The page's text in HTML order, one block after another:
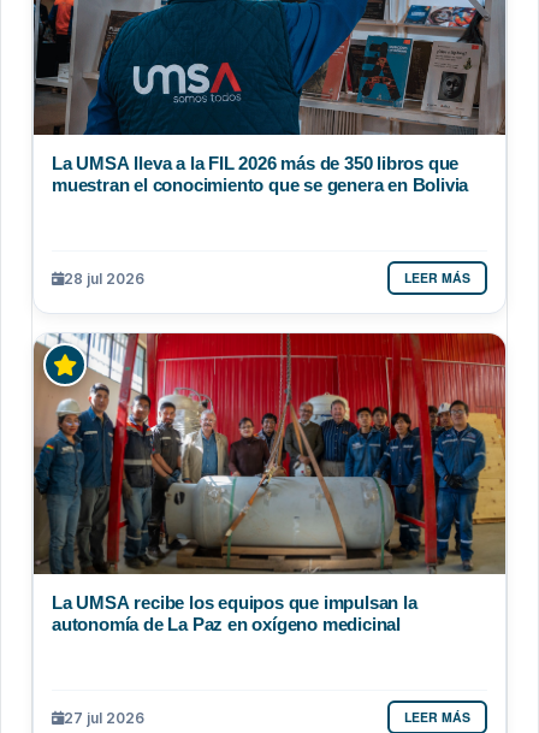
La UMSA lleva a la FIL 2026 más de 350 libros que
muestran el conocimiento que se genera en Bolivia
28 jul 2026 LEER MÁS
La UMSA recibe los equipos que impulsan la
autonomía de La Paz en oxígeno medicinal
27 jul 2026 LEER MÁS